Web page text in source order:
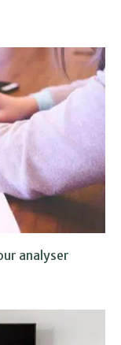
analyser